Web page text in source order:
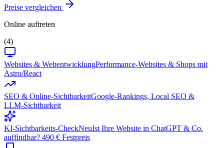
Preise vergleichen
Online auftreten
(4)
Websites & WebentwicklungPerformance-Websites & Shops mit
Astro/React
SEO & Online-SichtbarkeitGoogle-Rankings, Local SEO &
LLM-Sichtbarkeit
KI-Sichtbarkeits-CheckNeuIst Ihre Website in ChatGPT & Co.
auffindbar? 490 € Festpreis